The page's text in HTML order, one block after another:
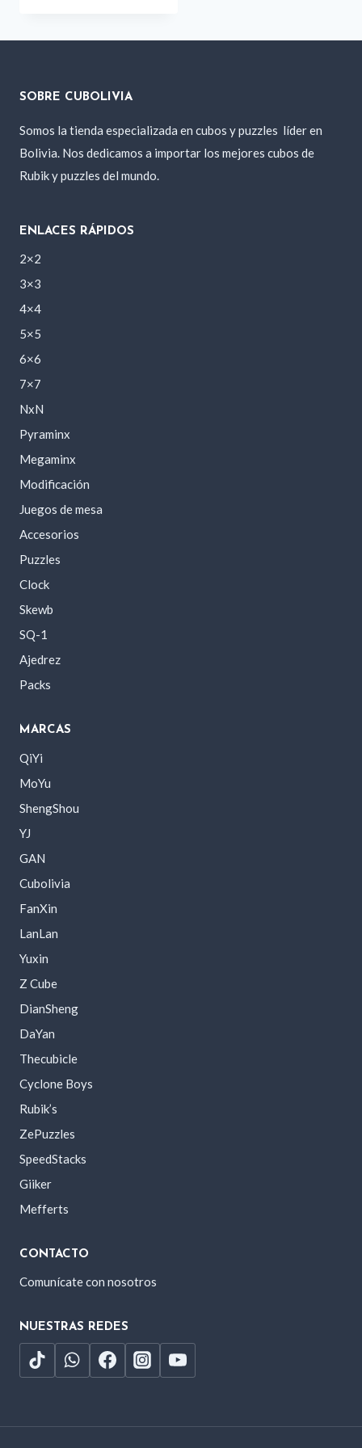
SOBRE CUBOLIVIA
Somos la tienda especializada en cubos y puzzles líder en
Bolivia. Nos dedicamos a importar los mejores cubos de
Rubik y puzzles del mundo.
ENLACES RÁPIDOS
2×2
3×3
4×4
5×5
6×6
7×7
NxN
Pyraminx
Megaminx
Modificación
Juegos de mesa
Accesorios
Puzzles
Clock
Skewb
SQ-1
Ajedrez
Packs
MARCAS
QiYi
MoYu
ShengShou
YJ
GAN
Cubolivia
FanXin
LanLan
Yuxin
Z Cube
DianSheng
DaYan
Thecubicle
Cyclone Boys
Rubik’s
ZePuzzles
SpeedStacks
Giiker
Mefferts
CONTACTO
Comunícate con nosotros
NUESTRAS REDES